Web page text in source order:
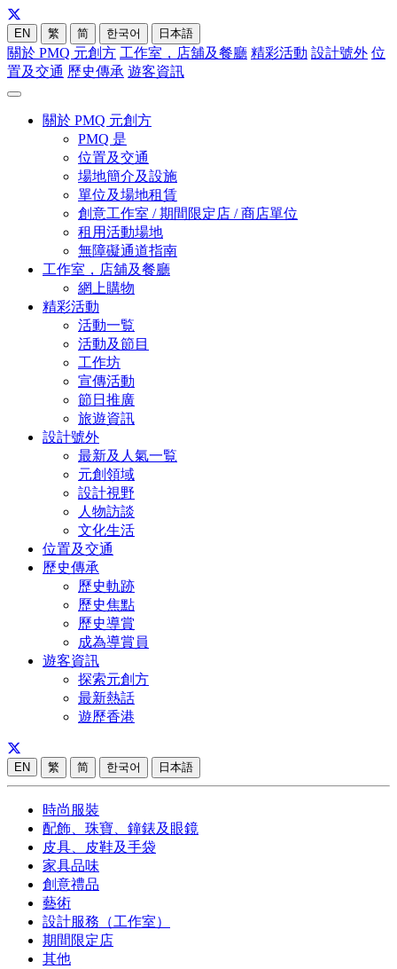
EN 繁 简 한국어 日本語
關於 PMQ 元創方 工作室，店舖及餐廳 精彩活動 設計號外 位
置及交通 歷史傳承 遊客資訊
關於 PMQ 元創方
PMQ 是
位置及交通
場地簡介及設施
單位及場地租賃
創意工作室 / 期間限定店 / 商店單位
租用活動場地
無障礙通道指南
工作室，店舖及餐廳
網上購物
精彩活動
活動一覧
活動及節目
工作坊
宣傳活動
節日推廣
旅遊資訊
設計號外
最新及人氣一覧
元創領域
設計視野
人物訪談
文化生活
位置及交通
歷史傳承
歷史軌跡
歷史焦點
歷史導賞
成為導賞員
遊客資訊
探索元創方
最新熱話
遊歷香港
EN 繁 简 한국어 日本語
時尚服裝
配飾、珠寶、鐘錶及眼鏡
皮具、皮鞋及手袋
家具品味
創意禮品
藝術
設計服務（工作室）
期間限定店
其他